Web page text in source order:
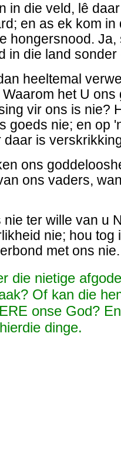
in die veld, lê
en as ek kom in
hongersnood. Ja,
in die land sonder
heeltemal
het U ons
vir ons is nie?
goeds nie; en op
daar is
ons
ons vaders,
nie ter wille van u
nie; hou tog
met ons nie.
die nietige
Of kan die
onse God?
dinge.